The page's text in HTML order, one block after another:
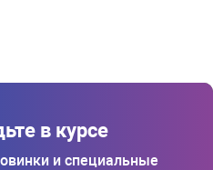
в курсе
и специальные